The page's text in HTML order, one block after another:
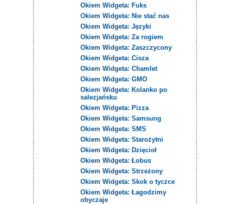
Okiem Widgeta: Fuks
Okiem Widgeta: Nie stać nas
Okiem Widgeta: Języki
Okiem Widgeta: Za rogiem
Okiem Widgeta: Zaszczycony
Okiem Widgeta: Cisza
Okiem Widgeta: Chamlet
Okiem Widgeta: GMO
Okiem Widgeta: Kolanko po
salezjańsku
Okiem Widgeta: Pizza
Okiem Widgeta: Samsung
Okiem Widgeta: SMS
Okiem Widgeta: Starożytni
Okiem Widgeta: Dzięcioł
Okiem Widgeta: Łobus
Okiem Widgeta: Strzeżony
Okiem Widgeta: Skok o tyczce
Okiem Widgeta: Łagodzimy
obyczaje